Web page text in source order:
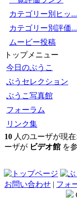
カテゴリー別ヒッ...
カテゴリー別評価...
ムービー投稿
トップメニュー
今日のぶうこ
ぶうセレクション
ぶうこ写真館
フォーラム
リンク集
10 人のユーザが現
ーザが ビデオ館 を
お問い合わせ | フォ